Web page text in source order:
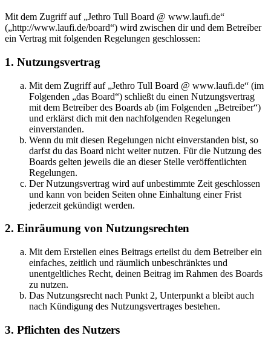
Mit dem Zugriff auf „Jethro Tull Board @ www.laufi.de“
(„http://www.laufi.de/board“) wird zwischen dir und dem Betreiber
ein Vertrag mit folgenden Regelungen geschlossen:
1. Nutzungsvertrag
Mit dem Zugriff auf „Jethro Tull Board @ www.laufi.de“ (im
Folgenden „das Board“) schließt du einen Nutzungsvertrag
mit dem Betreiber des Boards ab (im Folgenden „Betreiber“)
und erklärst dich mit den nachfolgenden Regelungen
einverstanden.
Wenn du mit diesen Regelungen nicht einverstanden bist, so
darfst du das Board nicht weiter nutzen. Für die Nutzung des
Boards gelten jeweils die an dieser Stelle veröffentlichten
Regelungen.
Der Nutzungsvertrag wird auf unbestimmte Zeit geschlossen
und kann von beiden Seiten ohne Einhaltung einer Frist
jederzeit gekündigt werden.
2. Einräumung von Nutzungsrechten
Mit dem Erstellen eines Beitrags erteilst du dem Betreiber ein
einfaches, zeitlich und räumlich unbeschränktes und
unentgeltliches Recht, deinen Beitrag im Rahmen des Boards
zu nutzen.
Das Nutzungsrecht nach Punkt 2, Unterpunkt a bleibt auch
nach Kündigung des Nutzungsvertrages bestehen.
3. Pflichten des Nutzers